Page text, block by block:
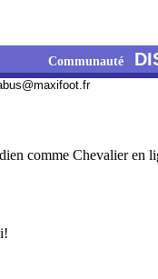
Communauté